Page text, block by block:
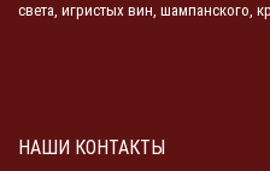
света, игристых вин, шампанского,
НАШИ КОНТАКТЫ